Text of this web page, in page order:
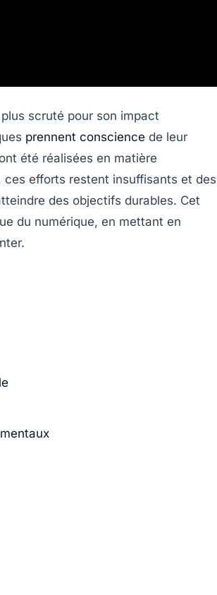
scruté pour son impact
prennent conscience de leur
été réalisées en matière
ces efforts restent insuffisants et des
des objectifs durables. Cet
du numérique, en mettant en